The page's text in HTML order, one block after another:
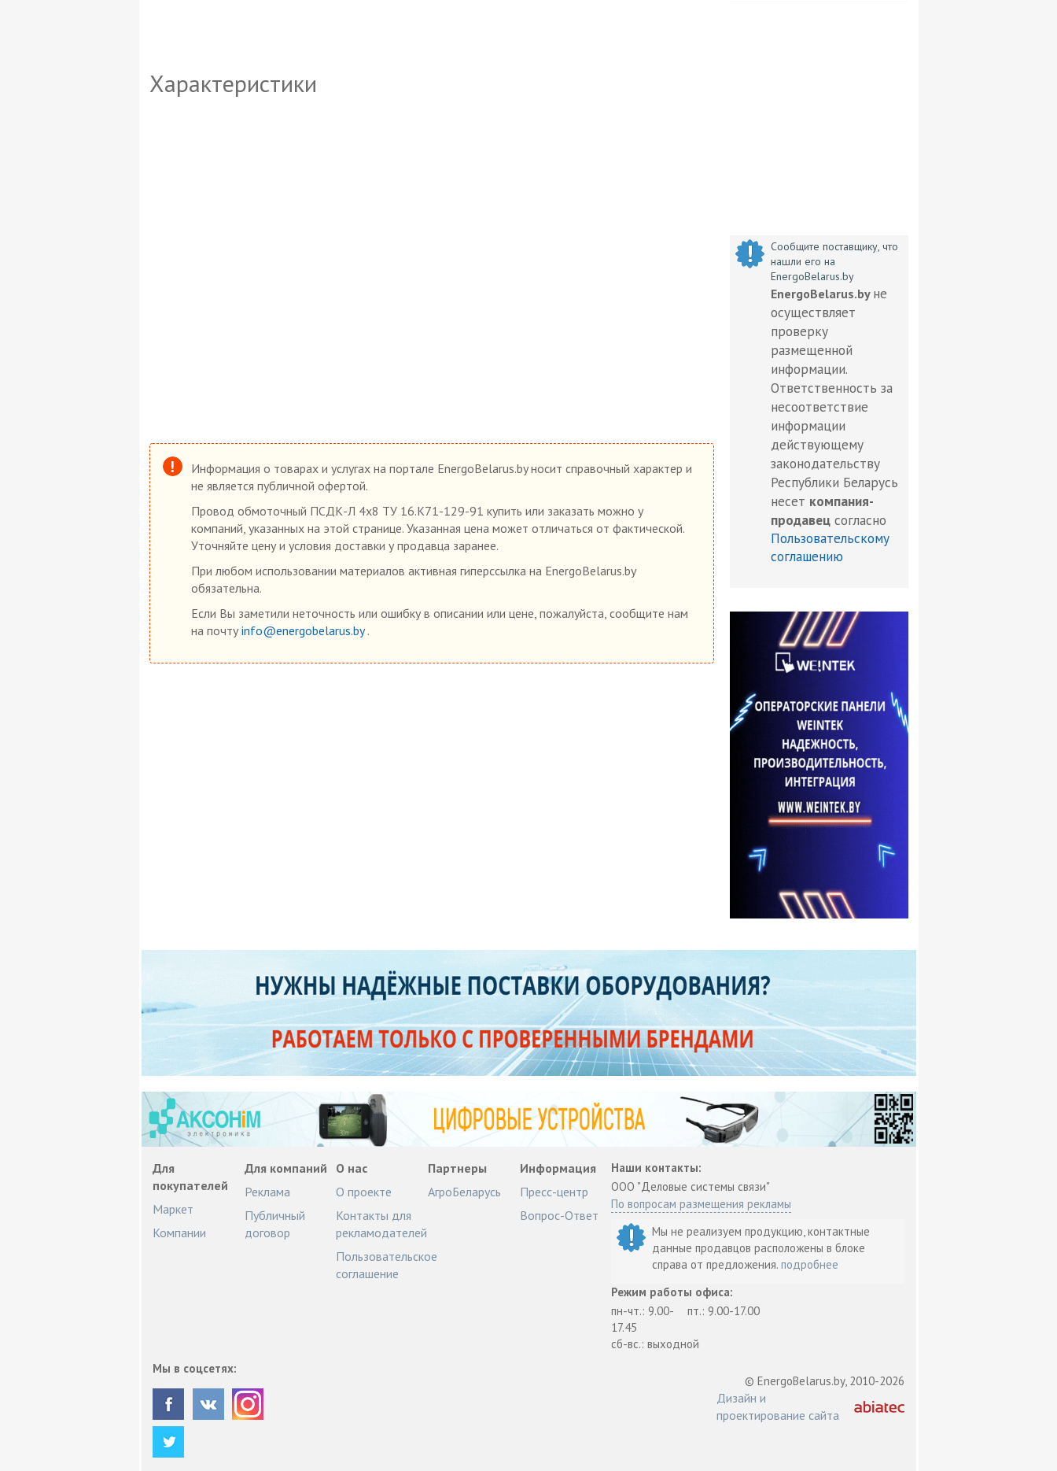
Характеристики
Сообщите поставщику, что
нашли его на
EnergoBelarus.by
EnergoBelarus.by не
осуществляет
проверку
размещенной
информации.
Ответственность за
несоответствие
информации
действующему
законодательству
Республики Беларусь
несет компания-
продавец согласно
Пользовательскому
соглашению
Информация о товарах и услугах на портале EnergoBelarus.by носит справочный характер и
не является публичной офертой.
Провод обмоточный ПСДК-Л 4х8 ТУ 16.К71-129-91 купить или заказать можно у
компаний, указанных на этой странице. Указанная цена может отличаться от фактической.
Уточняйте цену и условия доставки у продавца заранее.
При любом использовании материалов активная гиперссылка на EnergoBelarus.by
обязательна.
Если Вы заметили неточность или ошибку в описании или цене, пожалуйста, сообщите нам
на почту info@energobelarus.by.
Для
покупателей
Маркет
Компании
Для компаний
Реклама
Публичный
договор
О нас
О проекте
Контакты для
рекламодателей
Пользовательское
соглашение
Партнеры
АгроБеларусь
Информация
Пресс-центр
Вопрос-Ответ
Наши контакты:
ООО "Деловые системы связи"
По вопросам размещения рекламы
Мы не реализуем продукцию, контактные
данные продавцов расположены в блоке
справа от предложения.подробнее
Режим работы офиса:
пн-чт.: 9.00-
17.45
пт.: 9.00-17.00
сб-вс.: выходной
Мы в соцсетях:
© EnergoBelarus.by, 2010-2026
Дизайн и
проектирование сайта